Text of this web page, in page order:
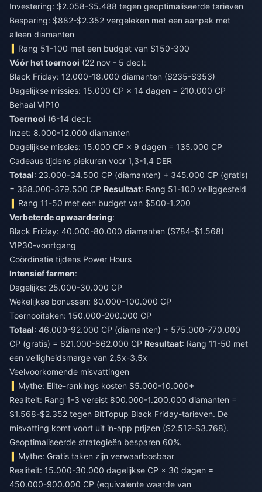
Investering: $2.058-$5.488 tegen geoptimaliseerde tarieven
Besparing: $882-$2.352 vergeleken met een aanpak met
alleen diamanten
Rang 51-100 met een budget van $150-300
Vóór het toernooi (22 nov - 5 dec):
Black Friday: 12.000-18.000 diamanten ($235-$353)
Dagelijkse missies: 15.000 CP × 14 dagen = 210.000 CP
Behaal VIP10
Toernooi (6-14 dec):
Inzet: 8.000-12.000 diamanten
Dagelijkse missies: 15.000 CP × 9 dagen = 135.000 CP
Cadeaus tijdens piekuren voor 1,3-1,4 DER
Totaal: 23.000-34.500 CP (diamanten) + 345.000 CP (gratis)
= 368.000-379.500 CP Resultaat: Rang 51-100 veiliggesteld
Rang 11-50 met een budget van $500-1.200
Verbeterde opwaardering:
Black Friday: 40.000-80.000 diamanten ($784-$1.568)
VIP30-voortgang
Coördinatie tijdens Power Hours
Intensief farmen:
Dagelijks: 25.000-30.000 CP
Wekelijkse bonussen: 80.000-100.000 CP
Toernooitaken: 150.000-200.000 CP
Totaal: 46.000-92.000 CP (diamanten) + 575.000-770.000
CP (gratis) = 621.000-862.000 CP Resultaat: Rang 11-50 met
een veiligheidsmarge van 2,5x-3,5x
Veelvoorkomende misvattingen
Mythe: Elite-rankings kosten $5.000-10.000+
Realiteit: Rang 1-3 vereist 800.000-1.200.000 diamanten =
$1.568-$2.352 tegen BitTopup Black Friday-tarieven. De
misvatting komt voort uit in-app prijzen ($2.512-$3.768).
Geoptimaliseerde strategieën besparen 60%.
Mythe: Gratis taken zijn verwaarloosbaar
Realiteit: 15.000-30.000 dagelijkse CP × 30 dagen =
450.000-900.000 CP (equivalente waarde van